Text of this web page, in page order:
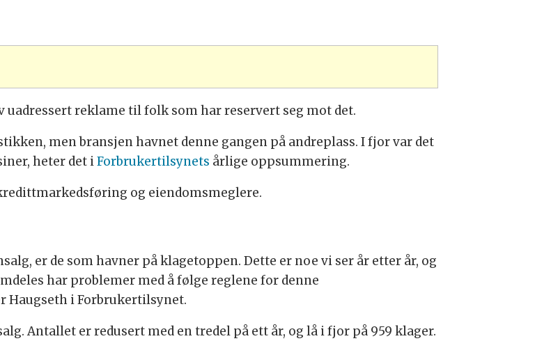
reklame til folk som har reservert seg mot det.
men bransjen havnet denne gangen på andreplass. I fjor var det
heter det iForbrukertilsynets årlige oppsummering.
og eiendomsmeglere.
er de som havner på klagetoppen. Dette er noe vi ser år etter år, og
har problemer med å følge reglene for denne
Haugseth i Forbrukertilsynet.
Antallet er redusert med en tredel på ett år, og lå i fjor på 959 klager.